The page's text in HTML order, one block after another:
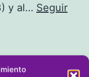
y al… Seguir